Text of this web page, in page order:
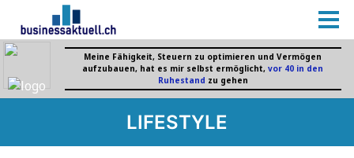
LIFESTYLE